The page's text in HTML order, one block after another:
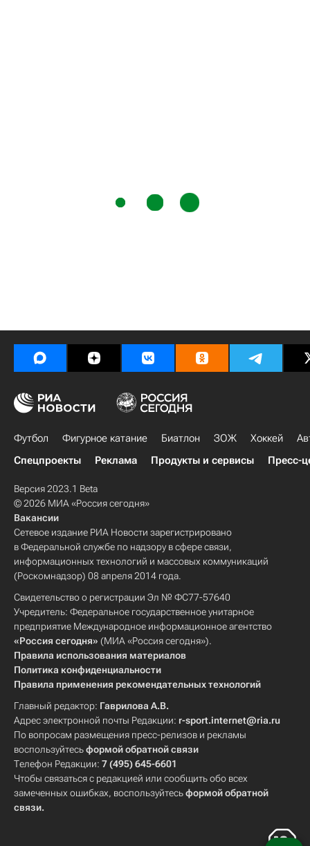
Футбол Фигурное катание Биатлон ЗОЖ Хоккей
Спецпроекты
Реклама Продукты и сервисы Пресс-
Версия 2023.1 Beta
© 2026 МИА «Россия сегодня»
Вакансии
Сетевое издание РИА Новости зарегистрировано
в Федеральной службе по надзору в сфере связи,
информационных технологий и массовых коммуникаций
(Роскомнадзор) 08 апреля 2014 года.
Свидетельство о регистрации Эл № ФС77-57640
Учредитель: Федеральное государственное унитарное
предприятие Международное информационное агентство
«Россия сегодня» (МИА «Россия сегодня»).
Правила использования материалов
Политика конфиденциальности
Правила применения рекомендательных технологий
Главный редактор: Гаврилова А.В.
Адрес электронной почты Редакции: r-sport.internet@ria.ru
По вопросам размещения пресс-релизов и рекламы
воспользуйтесьформой обратной связи
Телефон Редакции: 7 (495) 645-6601
Чтобы связаться с редакцией или сообщить обо всех
замеченных ошибках, воспользуйтесьформой обратной
связи.